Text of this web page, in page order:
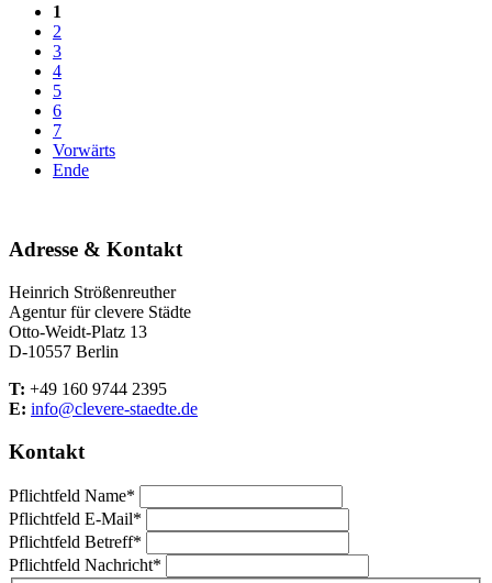
1
2
3
4
5
6
7
Vorwärts
Ende
Adresse & Kontakt
Heinrich Strößenreuther
Agentur für clevere Städte
Otto-Weidt-Platz 13
D-10557 Berlin
T: +49 160 9744 2395
E: info@clevere-staedte.de
Kontakt
Pflichtfeld Name*
Pflichtfeld E-Mail*
Pflichtfeld Betreff*
Pflichtfeld Nachricht*